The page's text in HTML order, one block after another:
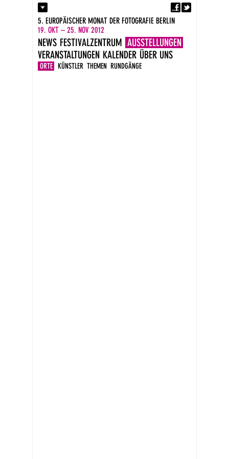
Kontakt
Presse
Impressum
DE
EN
5. EUROPÄISCHER MONAT DER FOTOGRAFIE BERLIN
19. OKT – 25. NOV 2012
NEWS FESTIVALZENTRUM AUSSTELLUNGEN
ORTE KÜNSTLER THEMEN RUNDGÄNGE
VERANSTALTUNGEN KALENDER ÜBER UNS